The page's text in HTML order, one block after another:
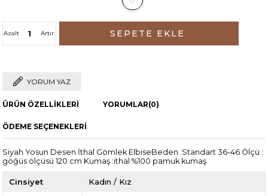
Artır
Azalt
YORUM YAZ
ÜRÜN ÖZELLIKLERI YORUMLAR(0)
ÖDEME SEÇENEKLERI
Siyah Yosun Desen İthal Gömlek ElbiseBeden :Standart 36-46 Ölçü :
göğüs ölçüsü 120 cm Kumaş :ithal %100 pamuk kumaş
Cinsiyet Kadın / Kız